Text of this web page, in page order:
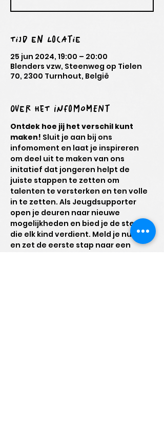
Tijd en locatie
25 jun 2024, 19:00 – 20:00
Blenders vzw, Steenweg op Tielen
70, 2300 Turnhout, België
Over het infomoment
Ontdek hoe jij het verschil kunt
maken! Sluit je aan bij ons
infomoment en laat je inspireren
om deel uit te maken van ons
initatief dat jongeren helpt de
juiste stappen te zetten om
talenten te versterken en ten volle
in te zetten. Als Jeugdsupporter
open je deuren naar nieuwe
mogelijkheden en bied je de steun
die elk kind verdient. Meld je nu aan
en zet de eerste stap naar een